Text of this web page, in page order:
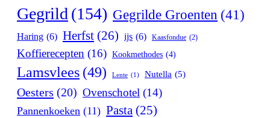
Gegrild (154) Gegrilde Groenten (41)
Haring (6) Herfst (26) ijs (6) Kaasfondue (2)
Koffierecepten (16) Kookmethodes (4)
Lamsvlees (49) Lente (1) Nutella (5)
Oesters (20) Ovenschotel (14)
Pannenkoeken (11) Pasta (25)